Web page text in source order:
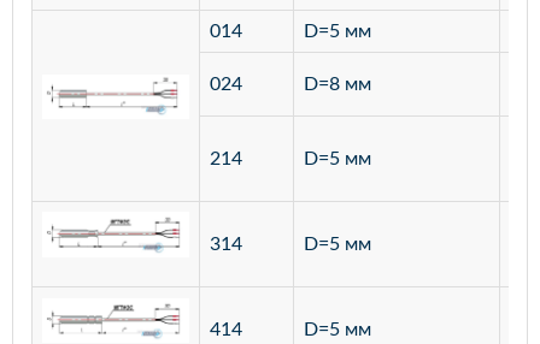
014 D=5 мм
024 D=8 мм
214 D=5 мм
314 D=5 мм
414 D=5 мм